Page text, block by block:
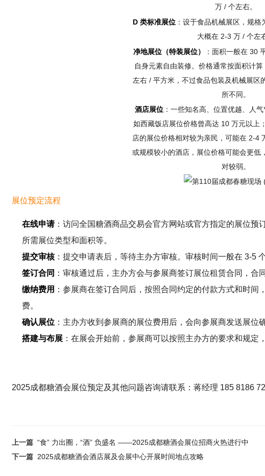
万 / 个左右。
D 类标准展位 ：设于食品机械展区，规
大概在 2-3 万 / 个左
净地展位（特装展位）
：面积一般在 30
自身元素自由装修。价格通常按面积计
左右 / 平方米，不过食品包装及机械展区
所不同。
酒店展位：一些知名高、位置优越、人气
如西藏饭店展位价格曾高达 10 万元以上
店的展位价格相对较为亲民，可能在 2-4
或规模较小的酒店，展位价格可能会更低
对较弱。
展位预定流程
在线申请：访问全国糖酒商品交易会官方网站或官方指定的展位预
所需展位类型和面积等。
提交审核：提交申请表后，等待主办方审核。审核时间一般在 3-5
签订合同 ：审核通过后，主办方会与参展商签订展位租赁合同，合
缴纳费用 ：参展商在签订合同后，按照合同约定的付款方式和时
费。
确认展位：主办方收到参展商的展位费用后，会向参展商发送展位
搭建与布展：在展会开始前，参展商可以按照主办方的要求和规定
2025成都糖酒会展位预定及其他问题咨询请联系：蒋经理 185 8186
上一篇 “食” 力出圈，“酒” 负盛名 ——2025成都糖酒会展位招商火热进行中
下一篇 2025成都糖酒会酒店展及会展中心开展时间地点攻略